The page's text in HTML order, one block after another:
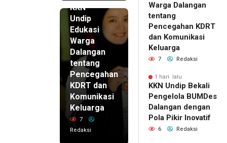
KKN
Undip
Edukasi
Warga
Dalangan
tentang
Pencegahan
KDRT dan
Komunikasi
Keluarga
7
Redaksi
Warga Dalangan
tentang
Pencegahan KDRT
dan Komunikasi
Keluarga
7 Redaksi
1 hari lalu
KKN Undip Bekali
Pengelola BUMDes
Dalangan dengan
Pola Pikir Inovatif
6 Redaksi